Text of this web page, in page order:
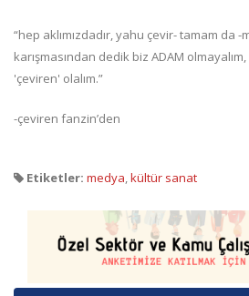
“hep aklımızdadır, yahu çevir- tamam da -
karışmasından dedik biz ADAM
'çeviren' olalım.”
-çeviren fanzin’den
Etiketler: medya,kültür sanat